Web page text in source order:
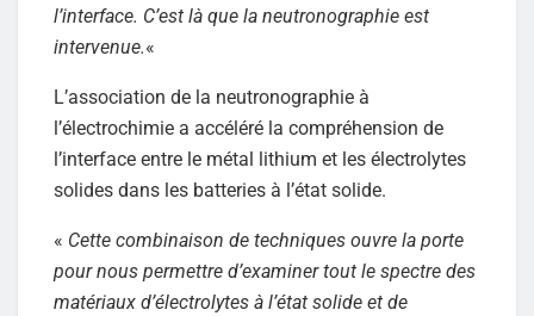
l’interface. C’est là que la neutronographie est
intervenue.«
L’association de la neutronographie à
l’électrochimie a accéléré la compréhension de
l’interface entre le métal lithium et les électrolytes
solides dans les batteries à l’état solide.
« Cette combinaison de techniques ouvre la porte
pour nous permettre d’examiner tout le spectre des
matériaux d’électrolytes à l’état solide et de